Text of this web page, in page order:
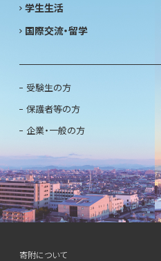
学生生活
国際交流・留学
受験生の方
保護者等の方
企業・一般の方
寄附について